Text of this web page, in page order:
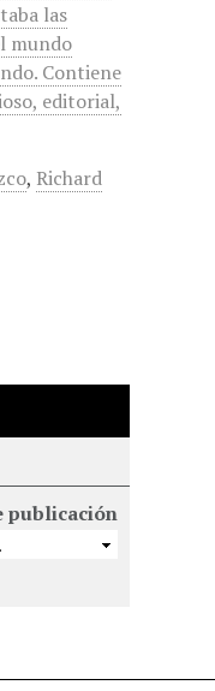
las
mundo
Contiene
editorial,
, Richard
publicación